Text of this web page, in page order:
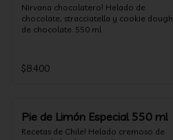
Nirvana chocolatero! Helado de
chocolate, stracciatella y cookie dough
de chocolate. 550 ml
$8.400
Pie de Limón Especial 550 ml
Recetas de Chile! Helado cremoso de